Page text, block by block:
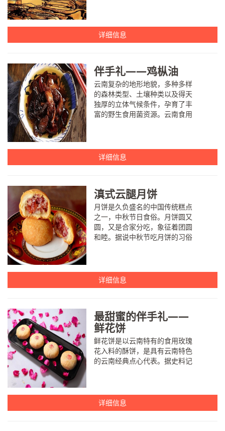
如画一般倾洒在大山上。1300年
前，哈尼先民们从这里开始，雕
刻大地，雕刻时光...
详细信息
伴手礼——鸡枞油
云南复杂的地形地貌，多种多样
的森林类型、土壤种类以及得天
独厚的立体气候条件，孕育了丰
富的野生食用菌资源。云南食用
详细信息
滇式云腿月饼
月饼是久负盛名的中国传统糕点
之一，中秋节日食俗。月饼圆又
圆，又是合家分吃，象征着团圆
和睦。据说中秋节吃月饼的习俗
饼与...
详细信息
最甜蜜的伴手礼——
鲜花饼
鲜花饼是以云南特有的食用玫瑰
花入料的酥饼，是具有云南特色
的云南经典点心代表。据史料记
美容的特点，而广为流传，从西
南...
详细信息